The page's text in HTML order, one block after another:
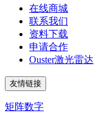
在线商城
联系我们
资料下载
申请合作
Ouster激光雷达
友情链接
矩阵数字